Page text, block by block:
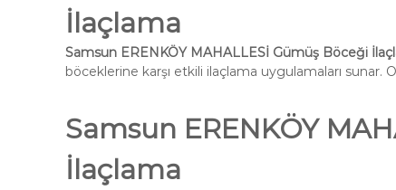
İlaçlama
Samsun ERENKÖY MAHALLESİ Gümüş Böceği
böceklerine karşı etkili ilaçlama uygulamaları sunar.
Samsun ERENKÖY
İlaçlama